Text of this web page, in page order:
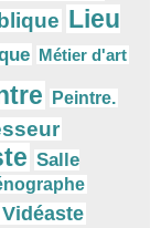
Lieu
Métier d'art
Peintre.
Salle
Vidéaste